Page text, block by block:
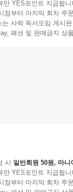
만 YES포인트 지급됩니
점부터 마지막 회차 주
사락 독서모임 게시
패션 및 판매금지 상
시 일반회원 50원, 마니
만 YES포인트 지급됩니
점부터 마지막 회차 주